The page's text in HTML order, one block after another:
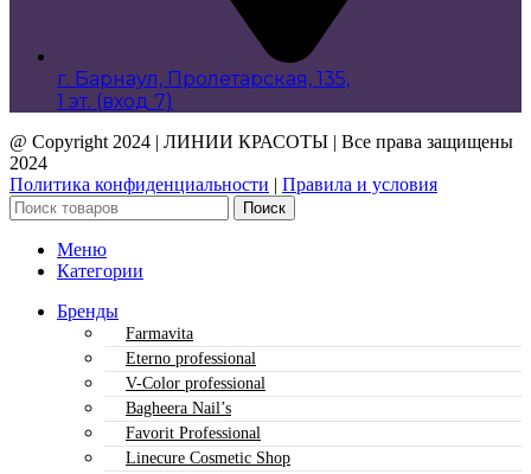
г. Барнаул, Пролетарская, 135,​
1 эт. (вход 7)
@ Copyright 2024 | ЛИНИИ КРАСОТЫ | Все права защищены
2024
Политика конфиденциальности | Правила и условия
Поиск
Меню
Категории
Бренды
Farmavita
Eterno professional
V-Color professional
Bagheera Nail’s
Favorit Professional
Linecure Cosmetic Shop